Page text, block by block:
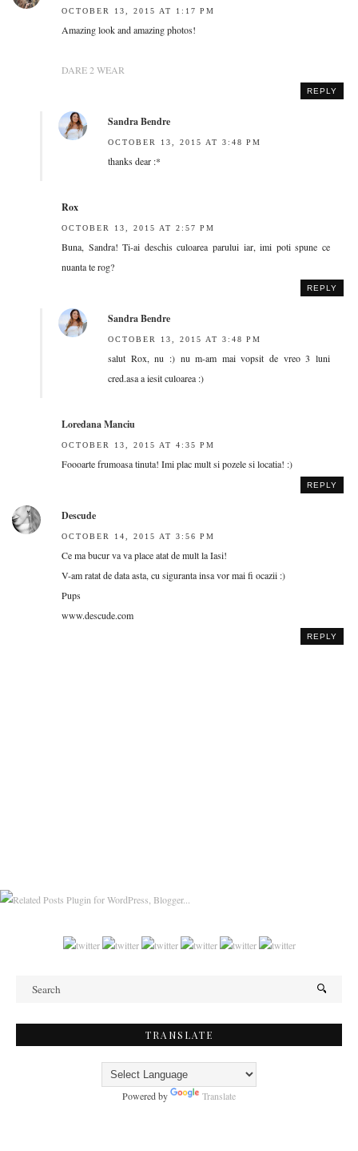
OCTOBER 13, 2015 AT 1:17 PM
Amazing look and amazing photos!
DARE 2 WEAR
REPLY
Sandra Bendre
OCTOBER 13, 2015 AT 3:48 PM
thanks dear :*
Rox
OCTOBER 13, 2015 AT 2:57 PM
Buna, Sandra! Ti-ai deschis culoarea parului iar, imi poti spune ce
nuanta te rog?
REPLY
Sandra Bendre
OCTOBER 13, 2015 AT 3:48 PM
salut Rox, nu :) nu m-am mai vopsit de vreo 3 luni
cred.asa a iesit culoarea :)
Loredana Manciu
OCTOBER 13, 2015 AT 4:35 PM
Foooarte frumoasa tinuta! Imi plac mult si pozele si locatia! :)
REPLY
Descude
OCTOBER 14, 2015 AT 3:56 PM
Ce ma bucur va va place atat de mult la Iasi!
V-am ratat de data asta, cu siguranta insa vor mai fi ocazii :)
Pups
www.descude.com
REPLY
TRANSLATE
Powered by Translate